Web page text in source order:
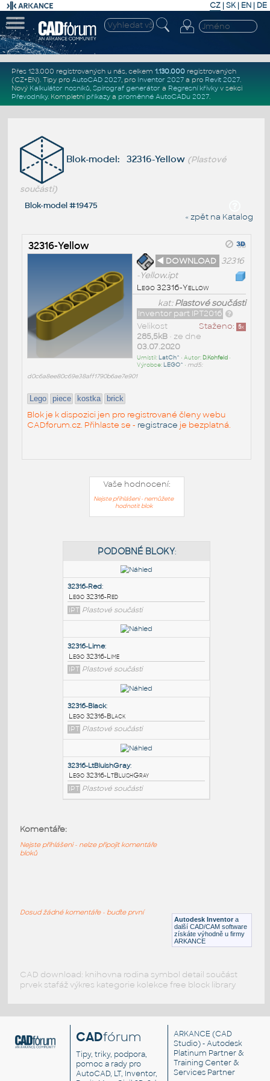
CZ | SK| EN | DE
Přes 123.000 registrovaných u nás, celkem 1.130.000registrovaných
(CZ+EN). Tipy pro AutoCAD 2027, pro Inventor 2027a pro Revit 2027.
Nový Kalkulátor nosníků, Spirograf generátor a Regresní křivkyv sekci
Převodníky. Kompletní příkazya proměnné AutoCADu 2027.
Blok-model: 32316-Yellow (Plastové
součásti)
Blok-model #19475
« zpět na Katalog
32316-Yellow
◄ DOWNLOAD 32316
-Yellow.ipt
Lego 32316-Yellow
kat:Plastové součásti
Inventor part IPT2016
Staženo: 5x
Velikost
285,5kB• ze dne
03.07.2020
Umístil: LatCh^ • Autor: D.Kohfeld•
Výrobce: LEGO^ • md5:
d0c6a8ee80c69e38aff1790b6ae7e901
Lego piece kostka brick
Blok je k dispozici jen pro registrované členy webu
CADforum.cz. Přihlaste se - registrace je bezplatná.
Vaše hodnocení:
Nejste přihlášeni - nemůžete
hodnotit blok
:
Lego 32316-Red
IPT Plastové součásti
32316-Lime:
Lego 32316-Lime
IPT Plastové součásti
Lego 32316-Black
Lego 32316-LtBluishGray
Autodesk Inventor a
další CAD/CAM software
získáte výhodně u firmy
ARKANCE
Komentáře:
Nejste přihlášeni - nelze připojit komentáře
bloků
Dosud žádné komentáře - buďte první
CAD download: knihovna rodina symbol detail součást
prvek stafáž výkres kategorie kolekce free block library
CADfórum
Tipy, triky, podpora,
pomoc a rady pro
AutoCAD, LT, Inventor,
ARKANCE (CAD
Studio) - Autodesk
Platinum Partner &
Training Center &
Services Partner